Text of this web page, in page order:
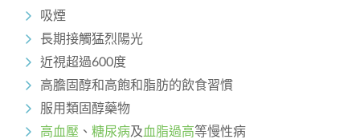
吸煙
長期接觸猛烈陽光
近視超過600度
高膽固醇和高飽和脂肪的飲食習慣
服用類固醇藥物
高血壓 、 糖尿病及血脂過高等慢性病